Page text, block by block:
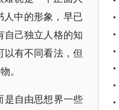
人中的形象，早已
自己独立人格的知
有不同看法，但
。
自由思想界一些